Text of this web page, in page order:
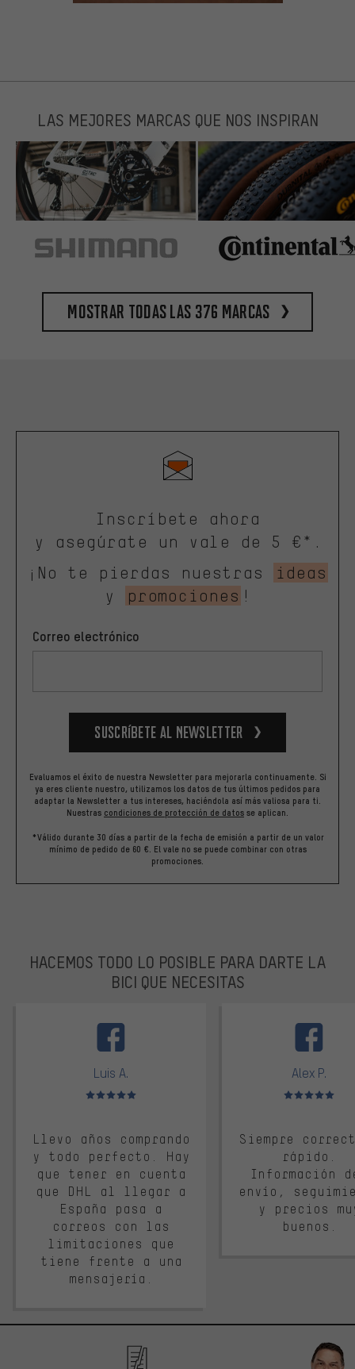
LAS MEJORES MARCAS QUE NOS INSPIRAN
Mostrar todas las 376 marcas
Inscríbete ahora
y asegúrate un vale de 5 €*.
¡No te pierdas nuestras
ideas
y
promociones !
Correo electrónico
Suscríbete al newsletter
Evaluamos el éxito de nuestra Newsletter para mejorarla continuamente. Si
ya eres cliente nuestro, utilizamos los datos de tus últimos pedidos para
adaptar la Newsletter a tus intereses, haciéndola así más valiosa para ti.
Nuestras condiciones de protección de datos se aplican.
*Válido durante 30 días a partir de la fecha de emisión a partir de un valor
mínimo de pedido de 60 €. El vale no se puede combinar con otras
promociones.
HACEMOS TODO LO POSIBLE PARA DARTE LA
BICI QUE NECESITAS
Luis A.
Valoración media: 5 de 5
Llevo años comprando
y todo perfecto. Hay
que tener en cuenta
que DHL al llegar a
España pasa a
correos con las
limitaciones que
tiene frente a una
mensajería.
Alex P.
Valoración
Siempre
rápido.
Información
envío,
y precios
buenos.